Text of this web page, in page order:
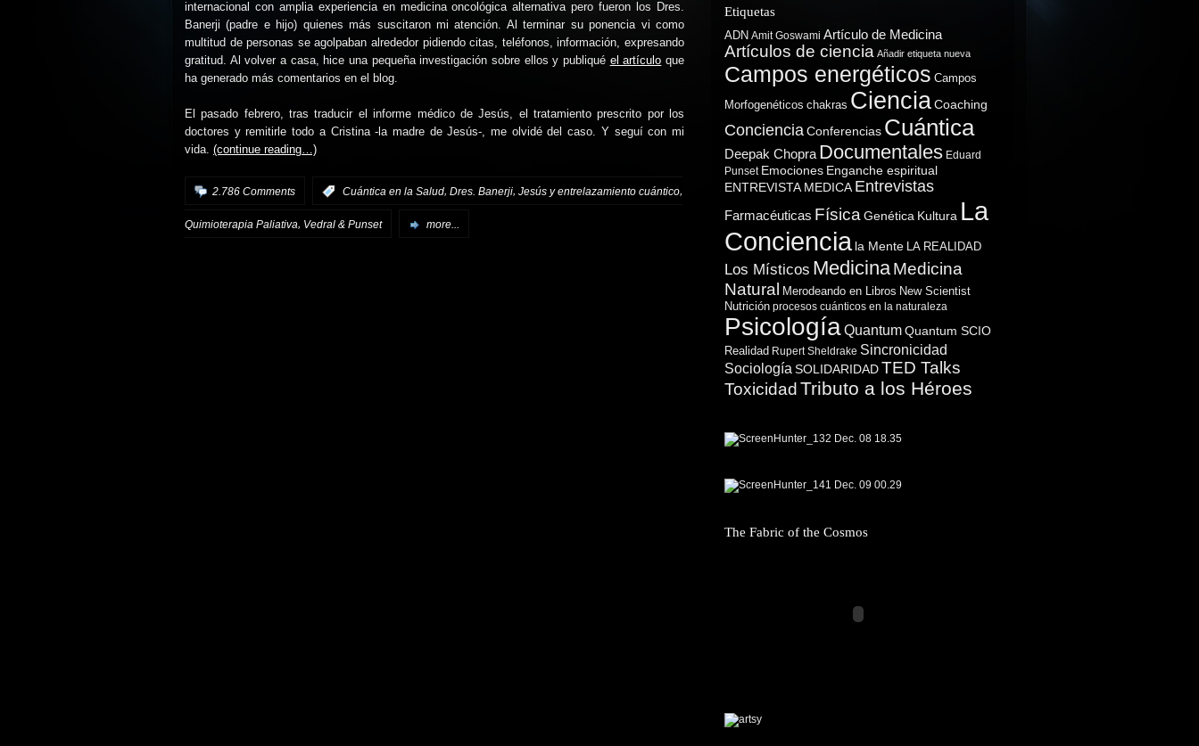
internacional con amplia experiencia en medicina oncológica alternativa pero fueron los Dres.
Banerji (padre e hijo) quienes más suscitaron mi atención. Al terminar su ponencia vi como
multitud de personas se agolpaban alrededor pidiendo citas, teléfonos, información, expresando
gratitud. Al volver a casa, hice una pequeña investigación sobre ellos y publiqué el artículo que
ha generado más comentarios en el blog.
El pasado febrero, tras traducir el informe médico de Jesús, el tratamiento prescrito por los
doctores y remitirle todo a Cristina -la madre de Jesús-, me olvidé del caso. Y seguí con mi
vida. (continue reading…)
2.786 Comments Cuántica en la Salud, Dres. Banerji, Jesús y entrelazamiento cuántico,
Quimioterapia Paliativa, Vedral & Punset more...
Etiquetas
ADN Amit Goswami Artículo de Medicina
Artículos de ciencia Añadir etiqueta nueva
Campos energéticos Campos
Morfogenéticos chakras CienciaCoaching
ConcienciaConferencias Cuántica
Deepak Chopra Documentales Eduard
Punset Emociones Enganche espiritual
ENTREVISTA MEDICA Entrevistas
Farmacéuticas Física Genética Kultura La
Conciencia la Mente LA REALIDAD
Los Místicos MedicinaMedicina
Natural
Merodeando en Libros New Scientist
Nutrición procesos cuánticos en la naturaleza
PsicologíaQuantumQuantum SCIO
Realidad Rupert Sheldrake Sincronicidad
Sociología SOLIDARIDADTED Talks
ToxicidadTributo a los Héroes
The Fabric of the Cosmos